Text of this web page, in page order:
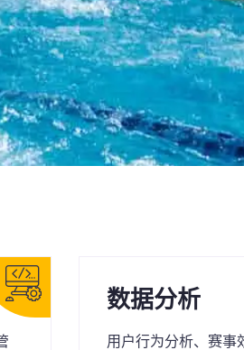
数据分析
用户行为分析、赛事